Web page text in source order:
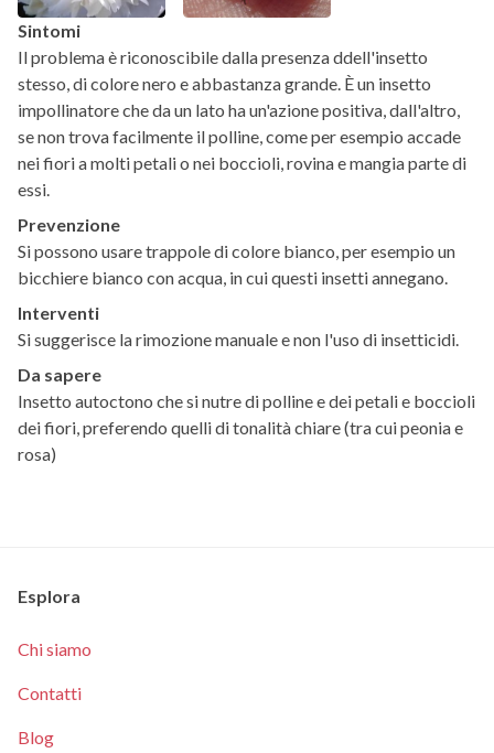
Sintomi
Il problema è riconoscibile dalla presenza ddell'insetto
stesso, di colore nero e abbastanza grande. È un insetto
impollinatore che da un lato ha un'azione positiva, dall'altro,
se non trova facilmente il polline, come per esempio accade
nei fiori a molti petali o nei boccioli, rovina e mangia parte di
essi.
Prevenzione
Si possono usare trappole di colore bianco, per esempio un
bicchiere bianco con acqua, in cui questi insetti annegano.
Interventi
Si suggerisce la rimozione manuale e non l'uso di insetticidi.
Da sapere
Insetto autoctono che si nutre di polline e dei petali e boccioli
dei fiori, preferendo quelli di tonalità chiare (tra cui peonia e
rosa)
Esplora
Chi siamo
Contatti
Blog